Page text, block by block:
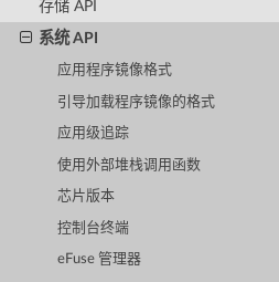
存储 API
系统 API
应用程序镜像格式
引导加载程序镜像的格式
应用级追踪
使用外部堆栈调用函数
芯片版本
控制台终端
eFuse 管理器